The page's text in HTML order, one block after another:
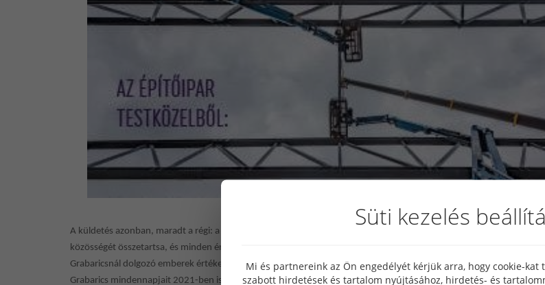
A küldetés azonban, maradt a régi: a Monitor elsődleges célja, hogy a Grabarics sokfelé dolgozó, sokféle munkát
közösségét összetartsa, és minden érdeklődőnek - legyen az munkatárs, családtag vagy üzleti partner -
Grabaricsnál dolgozó emberek értékes, alkotó munkáját. Itt, a Grabarics híroldalon is szeretettel hívunk mindenkit,
Grabarics mindennapjait 2021-ben is akár a Monitorban, akár FB oldalunkon vagy itt, a honlapunkon.
Süti kezelés
Mi és partnereink az Ön engedélyét kérjük arra, hogy cookie-kat
szabott hirdetések és tartalom nyújtásához, hirdetés- és